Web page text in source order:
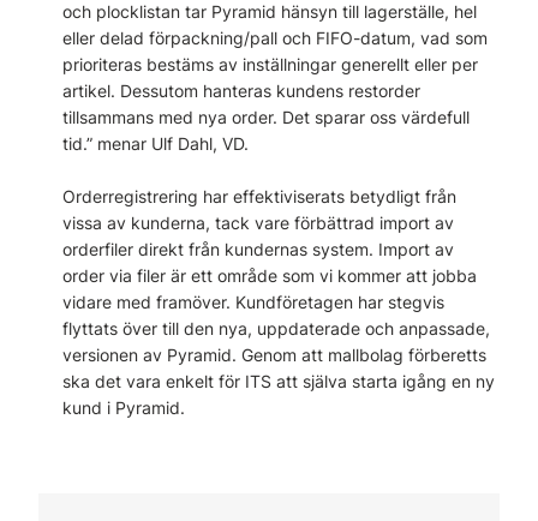
och plocklistan tar Pyramid hänsyn till lagerställe, hel
eller delad förpackning/pall och FIFO-datum, vad som
prioriteras bestäms av inställningar generellt eller per
artikel. Dessutom hanteras kundens restorder
tillsammans med nya order. Det sparar oss värdefull
tid.” menar Ulf Dahl, VD.
Orderregistrering har effektiviserats betydligt från
vissa av kunderna, tack vare förbättrad import av
orderfiler direkt från kundernas system. Import av
order via filer är ett område som vi kommer att jobba
vidare med framöver. Kundföretagen har stegvis
flyttats över till den nya, uppdaterade och anpassade,
versionen av Pyramid. Genom att mallbolag förberetts
ska det vara enkelt för ITS att själva starta igång en ny
kund i Pyramid.